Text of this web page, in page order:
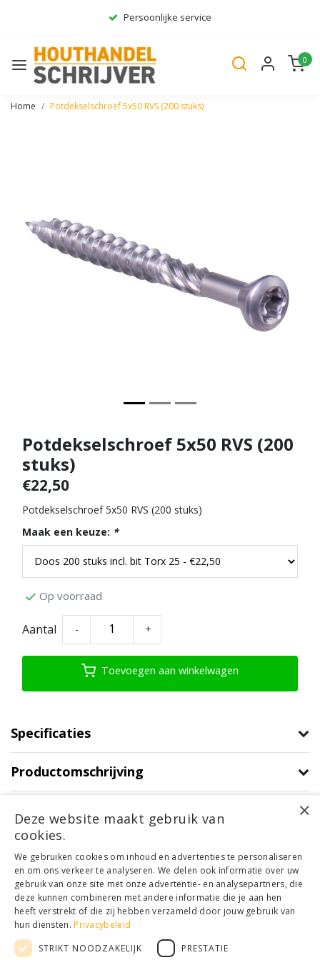
Persoonlijke service
Gratis bezorgd*
0
Home Potdekselschroef 5x50 RVS (200 stuks)
Potdekselschroef 5x50 RVS (200
stuks)
€22,50
Potdekselschroef 5x50 RVS (200 stuks)
Maak een keuze: *
Op voorraad
Aantal - +
Toevoegen aan winkelwagen
Specificaties
Productomschrijving
Product informatie
Klantenservice
Mijn account
Categorieën
Contactgegevens
© Copyright 2026 - Houthandel Schrijver | RealisatieLadsgo.online
×
Deze website maakt gebruik van
cookies.
We gebruiken cookies om inhoud en advertenties te personaliseren
en om ons verkeer te analyseren. We delen ook informatie over uw
gebruik van onze site met onze advertentie- en analysepartners, die
deze kunnen combineren met andere informatie die je aan hen
heeft verstrekt of die zij hebben verzameld door jouw gebruik van
hun diensten.Privacybeleid
STRIKT NOODZAKELIJK
PRESTATIE